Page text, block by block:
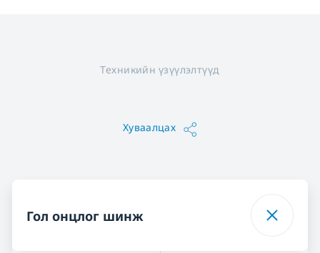
Техникийн үзүүлэлтүүд
Хуваалцах
Гол онцлог шинж